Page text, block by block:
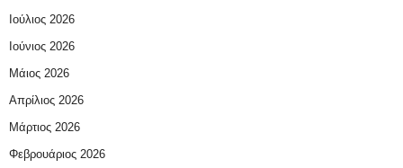
Ιούλιος 2026
Ιούνιος 2026
Μάιος 2026
Απρίλιος 2026
Μάρτιος 2026
Φεβρουάριος 2026